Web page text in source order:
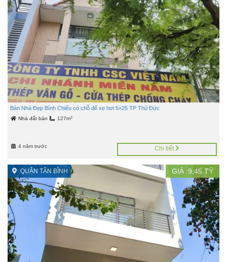
Bán Nhà Đẹp Bình Chiểu có chỗ để xe hơi 5×25 TP Thủ Đức
Nhà đất bán 127m2
4 năm trước Chi tiết
QUẬN TÂN BÌNH GIÁ :9,45 TỶ